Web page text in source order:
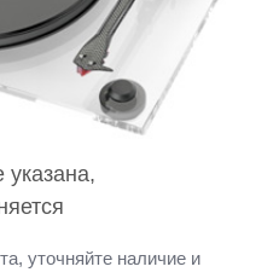
указана,
уточняйте наличие и